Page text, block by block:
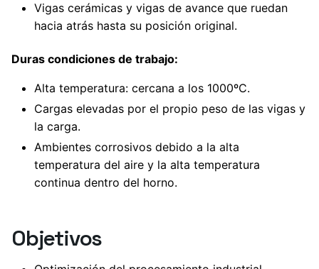
Vigas cerámicas y vigas de avance que ruedan
hacia atrás hasta su posición original.
Duras condiciones de trabajo:
Alta temperatura: cercana a los 1000ºC.
Cargas elevadas por el propio peso de las vigas y
la carga.
Ambientes corrosivos debido a la alta
temperatura del aire y la alta temperatura
continua dentro del horno.
Objetivos